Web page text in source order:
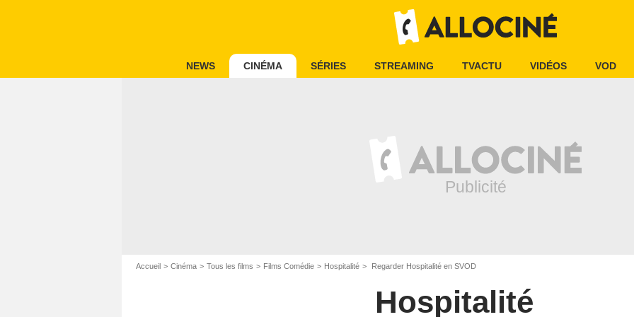
NEWS CINÉMA SÉRIES STREAMING TVACTU VIDÉOS VOD
Accueil Cinéma Tous les films Films Comédie Hospitalité Regarder Hospitalité en SVOD
Hospitalité